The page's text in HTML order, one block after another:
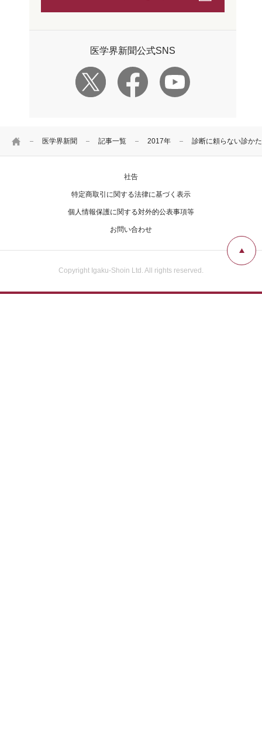
HOME 医学界新聞 記事一覧 2017年 診断に頼らない診か
医学界新聞公式SNS
社告
特定商取引に関する法律に基づく表示
個人情報保護に関する対外的公表事項等
お問い合わせ
Copyright Igaku-Shoin Ltd. All rights reserved.